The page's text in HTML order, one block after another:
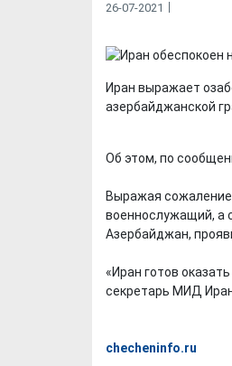
26-07-2021
Иран выражает
азербайджанской
Об этом, по
Выражая сожаление
военнослужащий, а
Азербайджан,
«Иран готов
секретарь МИД
checheninfo.ru